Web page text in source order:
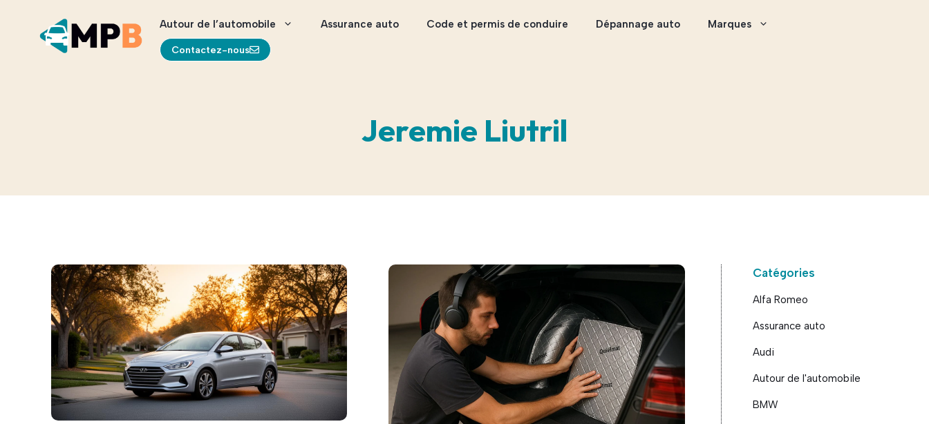
contenu
Autour de l’automobile Assurance auto Code et permis de conduire Dépannage auto Marques
Contactez-nous
Jeremie Liutril
Catégories
Alfa Romeo
Assurance auto
Audi
Autour de l'automobile
BMW